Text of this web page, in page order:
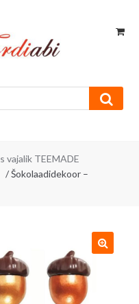
vajalik TEEMADE
/ Šokolaadidekoor –